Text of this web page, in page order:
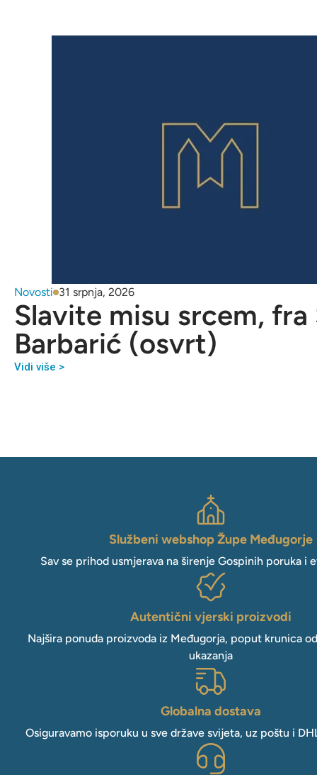
Novosti 31 srpnja, 2026
Slavite misu srcem, fra
Barbarić (osvrt)
Vidi više >
Službeni webshop Župe Međugorje
Sav se prihod usmjerava na širenje Gospinih poruka i
Autentični vjerski proizvodi
Najšira ponuda proizvoda iz Međugorja, poput krunica
ukazanja
Globalna dostava
Osiguravamo isporuku u sve države svijeta, uz poštu i